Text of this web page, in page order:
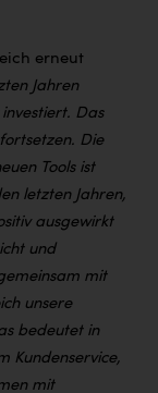
erneut
Jahren
Das
Die
Tools ist
letzten Jahren,
ausgewirkt
und
mit
unsere
bedeutet in
Kundenservice,
mit